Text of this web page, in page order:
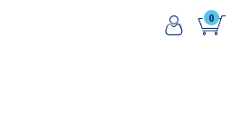
0